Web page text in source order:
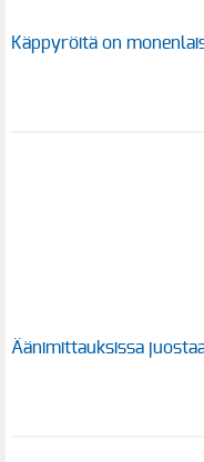
Käppyröitä on
Äänimittauksissa